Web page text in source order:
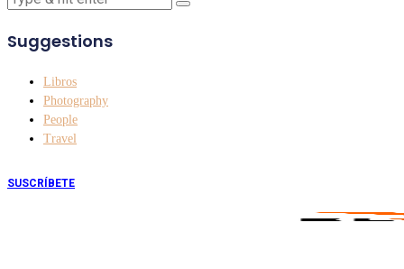
Suggestions
Libros
Photography
People
Travel
SUSCRÍBETE